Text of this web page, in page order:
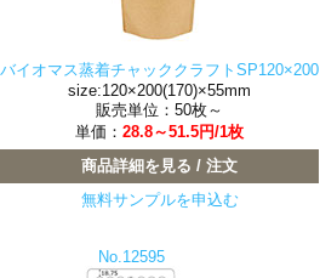
バイオマス蒸着チャッククラフトSP120×200
size:120×200(170)×55mm
販売単位：50枚～
単価： 28.8～51.5円/1枚
商品詳細を見る / 注文
無料サンプルを申込む
No.12595